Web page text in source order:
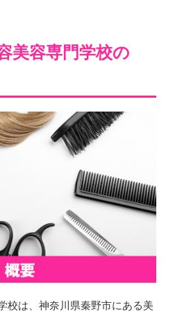
美容専門学校の
校は、神奈川県秦野市にある美